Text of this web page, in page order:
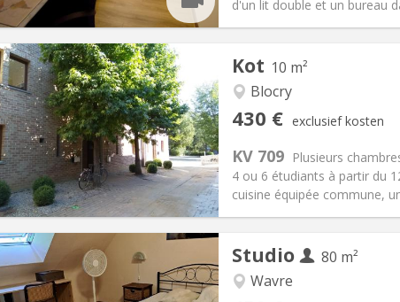
d'un lit double et un bureau
Praktische Informatie Inrichting
Kot 10 m²
Blocry
430 € exclusief kosten
KV 709 Plusieurs
4 ou 6 étudiants à partir du
cuisine équipée commune,
Praktische Informatie
Huur:430 €
Kosten:110 €
Duur:12 maanden
Domiciliëring:Nee
Inrichting
Badkamer:
Oppervlakte:10 m2
Studio
80 m²
Wavre
Domiciliëring: Nee